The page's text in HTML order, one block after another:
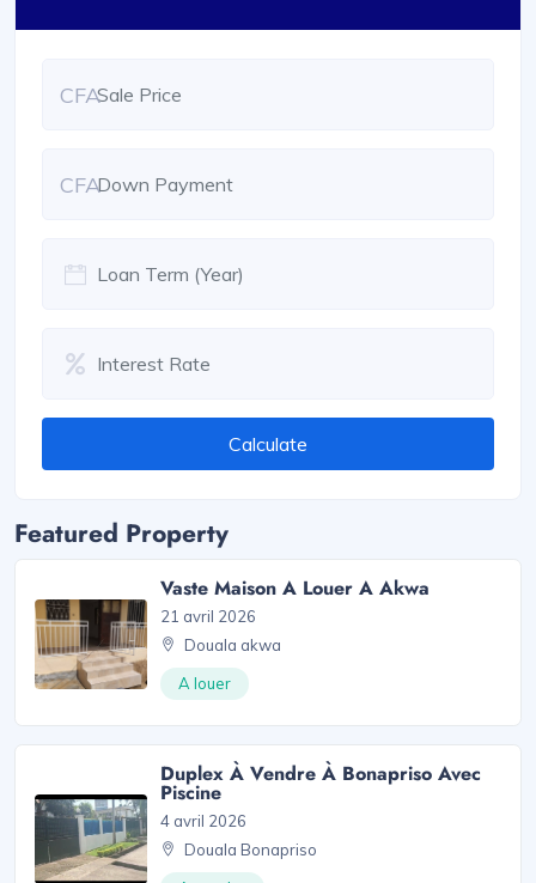
CFA
CFA
Calculate
Featured Property
Vaste Maison A Louer A Akwa
21 avril 2026
Douala akwa
A louer
Duplex À Vendre À Bonapriso Avec
Piscine
4 avril 2026
Douala Bonapriso